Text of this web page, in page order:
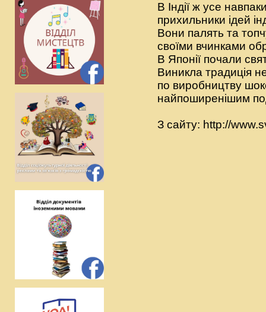
В Індії ж усе
прихильники ідей
Вони палять та
своїми вчинками
В Японії почали
Виникла традиція
по виробництву
найпоширенішим
З сайту: http://